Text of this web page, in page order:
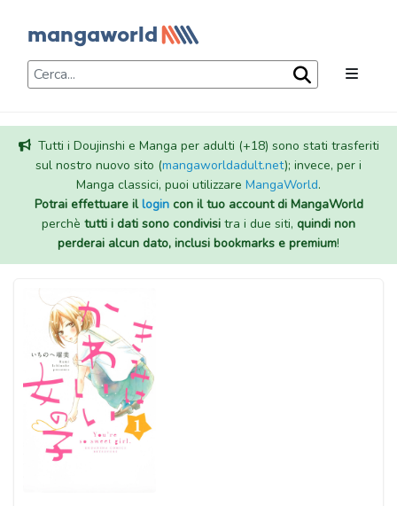
Tutti i Doujinshi e Manga per adulti (+18) sono stati trasferiti
sul nostro nuovo sito (mangaworldadult.net); invece, per i
Manga classici, puoi utilizzare MangaWorld.
Potrai effettuare illogincon il tuo account di MangaWorld
perchè tutti i dati sono condivisi tra i due siti, quindi non
perderai alcun dato, inclusi bookmarks e premium!